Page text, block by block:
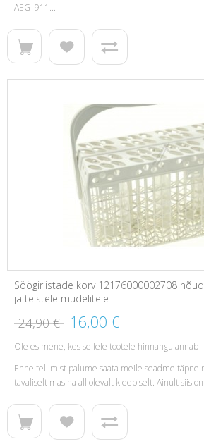
AEG 911...
Söögiriistade korv 12176000002708
ja teistele mudelitele
24,90 € 16,00 €
Ole esimene, kes sellele tootele hinnangu annab
Enne tellimist palume saata meile seadme täpne
tavaliselt masina all olevalt kleebiselt. Ainult siis